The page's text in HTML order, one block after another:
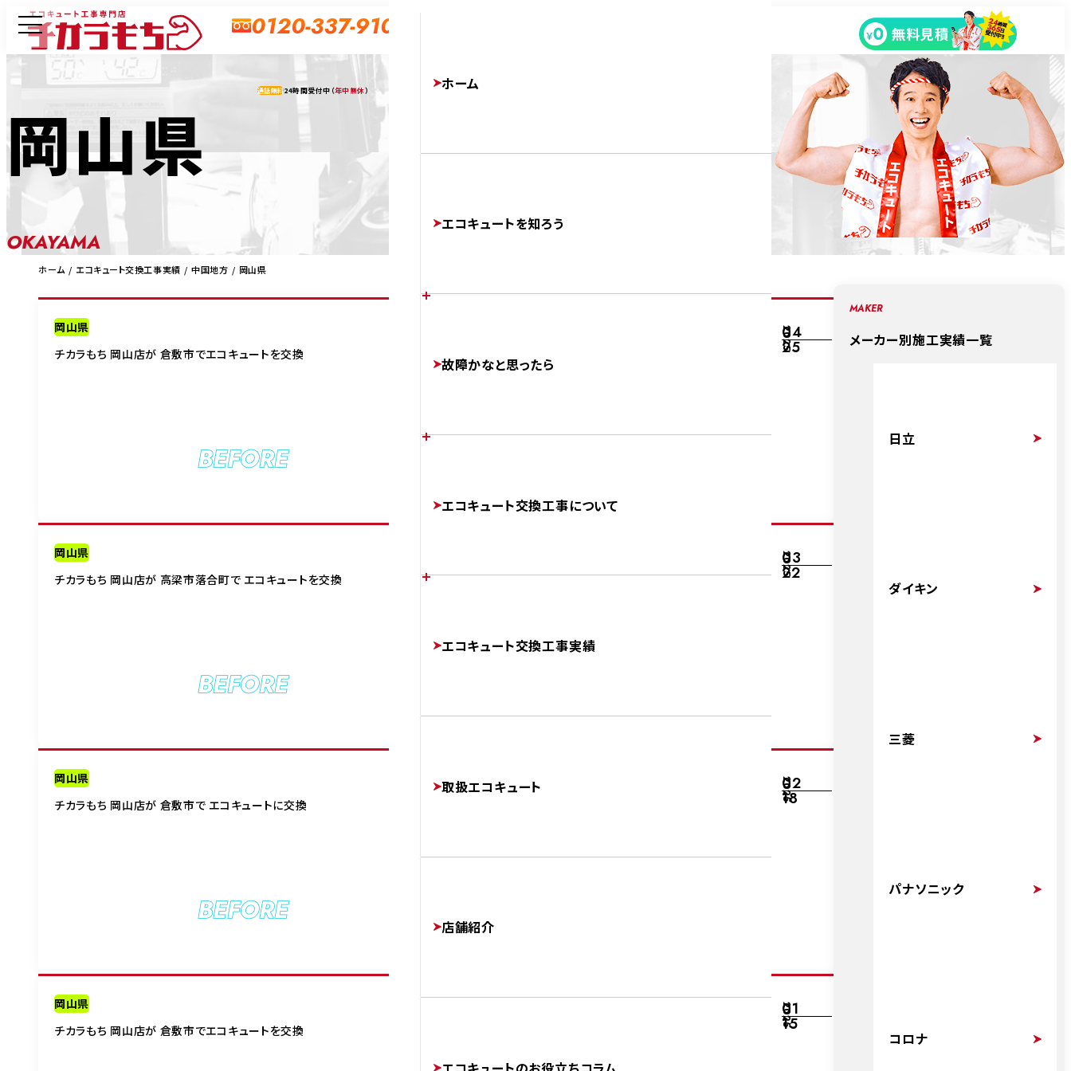
0120-337-910
通話無料24時間受付中（年中無休） ホーム
エコキュートを知ろう
CHOOSE
故障かなと思ったら
BETTER
エコキュート交換工事について
FLOW
エコキュート交換工事実績
取扱エコキュート
店舗紹介
岡山県
OKAYAMA
ホーム エコキュート交換工事実績 中国地方 岡山県
岡山県
チカラもち 岡山店が 倉敷市でエコキュートを交換
2025
04
25
BEFORE
岡山県
チカラもち 岡山店が 高梁市落合町で エコキュートを交換
2025
03
22
BEFORE
岡山県
チカラもち 岡山店が 倉敷市で エコキュートに交換
2025
02
18
BEFORE
岡山県
チカラもち 岡山店が 倉敷市でエコキュートを交換
2025
01
15
MAKER
メーカー別施工実績一覧
日立
ダイキン
三菱
パナソニック
コロナ